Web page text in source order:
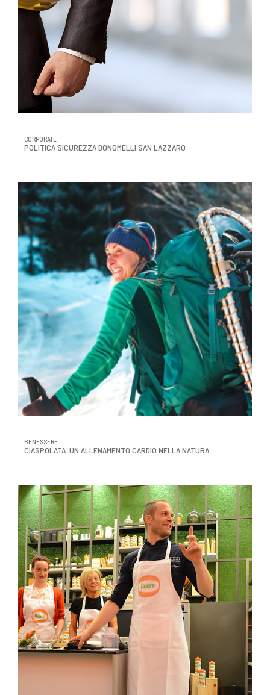
CORPORATE
POLITICA SICUREZZA BONOMELLI SAN LAZZARO
BENESSERE
CIASPOLATA: UN ALLENAMENTO CARDIO NELLA NATURA